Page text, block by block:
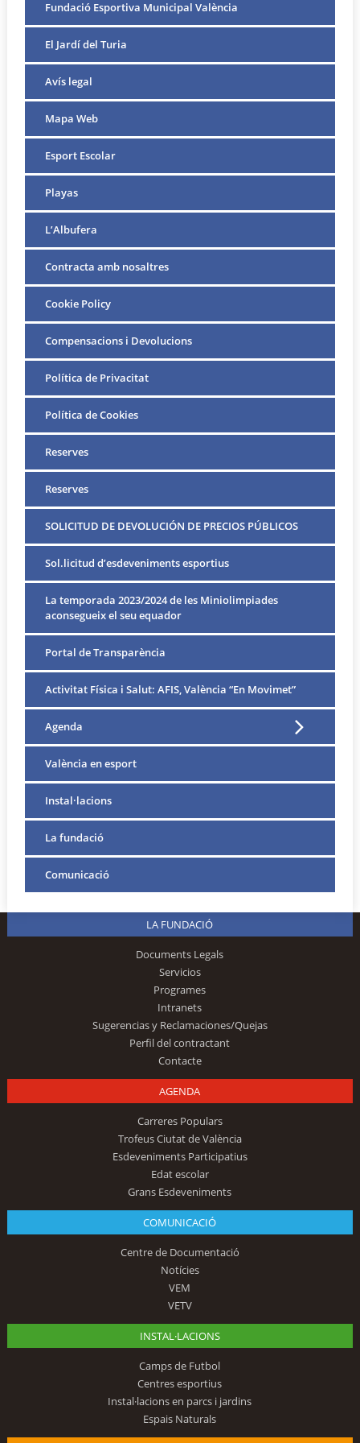
Fundació Esportiva Municipal València
El Jardí del Turia
Avís legal
Mapa Web
Esport Escolar
Playas
L’Albufera
Contracta amb nosaltres
Cookie Policy
Compensacions i Devolucions
Política de Privacitat
Política de Cookies
Reserves
Reserves
SOLICITUD DE DEVOLUCIÓN DE PRECIOS PÚBLICOS
Sol.licitud d’esdeveniments esportius
La temporada 2023/2024 de les Miniolimpiades
aconsegueix el seu equador
Portal de Transparència
Activitat Física i Salut: AFIS, València “En Movimet”
Agenda
València en esport
Instal·lacions
La fundació
Comunicació
LA FUNDACIÓ
Documents Legals
Servicios
Programes
Intranets
Sugerencias y Reclamaciones/Quejas
Perfil del contractant
Contacte
AGENDA
Carreres Populars
Trofeus Ciutat de València
Esdeveniments Participatius
Edat escolar
Grans Esdeveniments
COMUNICACIÓ
Centre de Documentació
Notícies
VEM
VETV
INSTAL·LACIONS
Camps de Futbol
Centres esportius
Instal·lacions en parcs i jardins
Espais Naturals